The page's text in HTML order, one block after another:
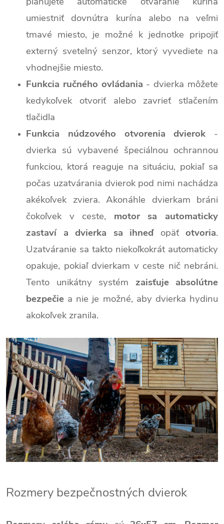
umiestniť dovnútra kurína alebo na veľmi
tmavé miesto, je možné k jednotke pripojiť
externý svetelný senzor, ktorý vyvediete na
vhodnejšie miesto.
Funkcia ručného ovládania - dvierka môžete
kedykoľvek otvoriť alebo zavrieť stlačením
tlačidla
Funkcia núdzového otvorenia dvierok -
dvierka sú vybavené špeciálnou ochrannou
funkciou, ktorá reaguje na situáciu, pokiaľ sa
počas uzatvárania dvierok pod nimi nachádza
akékoľvek zviera. Akonáhle dvierkam bráni
čokoľvek v ceste, motor sa automaticky
zastaví a dvierka sa ihneďopäťotvoria.
Uzatváranie sa takto niekoľkokrát automaticky
opakuje, pokiaľ dvierkam v ceste nič nebráni.
Tento unikátny systém zaisťuje absolútne
bezpečie a nie je možné, aby dvierka hydinu
akokoľvek zranila.
Rozmery bezpečnostných dvierok